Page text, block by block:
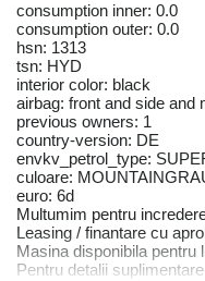
consumption inner: 0.0
consumption outer: 0.0
hsn: 1313
tsn: HYD
interior color: black
airbag: front and side and
previous owners: 1
country-version: DE
envkv_petrol_type:
culoare:
euro: 6d
Multumim pentru
Leasing / finantare cu
Masina disponibila pentru
Pentru detalii